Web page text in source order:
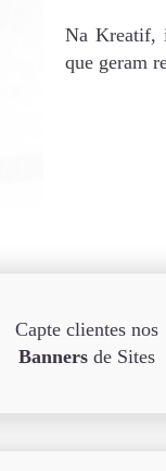
Na Kreatif,
que geram
Capte clientes nos
Bannersde Sites